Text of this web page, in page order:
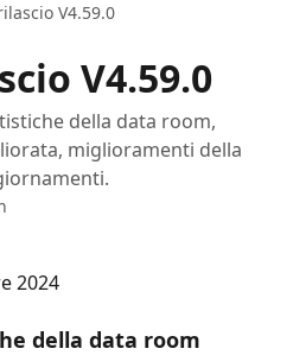
V4.59.0
V4.59.0
della data room,
miglioramenti della
2024
della data room